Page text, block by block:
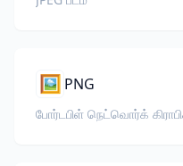
🖼️ PNG
போர்டபிள் நெட்வொர்க்